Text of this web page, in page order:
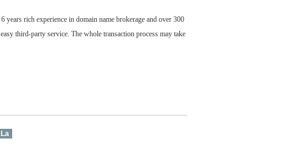
rich experience in domain name brokerage and over 300
third-party service. The whole transaction process may take